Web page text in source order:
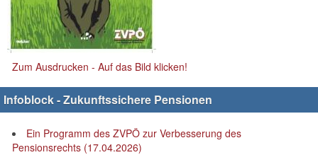
Zum Ausdrucken - Auf das Bild klicken!
Infoblock - Zukunftssichere Pensionen
Ein Programm des ZVPÖ zur Verbesserung des
Pensionsrechts (17.04.2026)